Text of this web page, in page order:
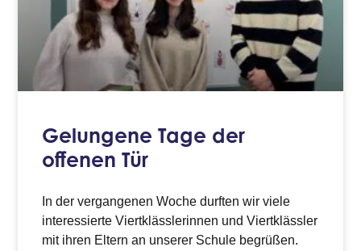
Gelungene Tage der
offenen Tür
In der vergangenen Woche durften wir viele
interessierte Viertklässlerinnen und Viertklässler
mit ihren Eltern an unserer Schule begrüßen.